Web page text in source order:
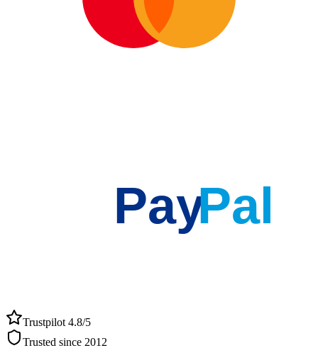
PayPal
Trustpilot 4.8/5
Trusted since 2012